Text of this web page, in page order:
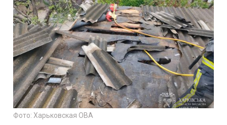
Фото: Харьковская ОВА